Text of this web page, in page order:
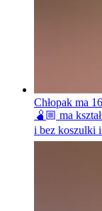
Chłopak ma
🫄🏼 ma
i bez koszulki